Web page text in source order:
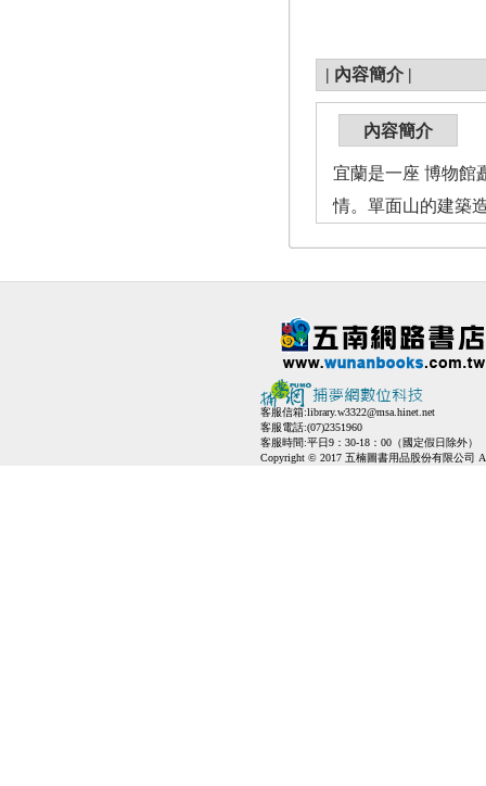
| 內容簡介 |
內容簡介
宜蘭是一座 博物館
情。單面山的建築
客服信箱:library.w3322@msa.hinet.net
客服電話:(07)2351960
客服時間:平日9：30-18：00（國定假日除外）
Copyright © 2017 五楠圖書用品股份有限公司